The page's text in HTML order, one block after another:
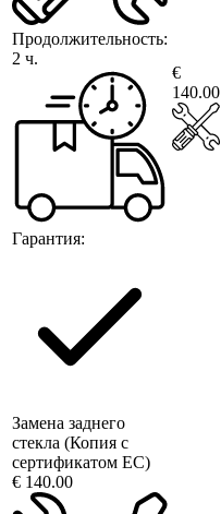
Продолжительность:
2 ч.
Гарантия:
€
140.00
Замена заднего
стекла (Копия с
сертификатом ЕС)
€ 140.00